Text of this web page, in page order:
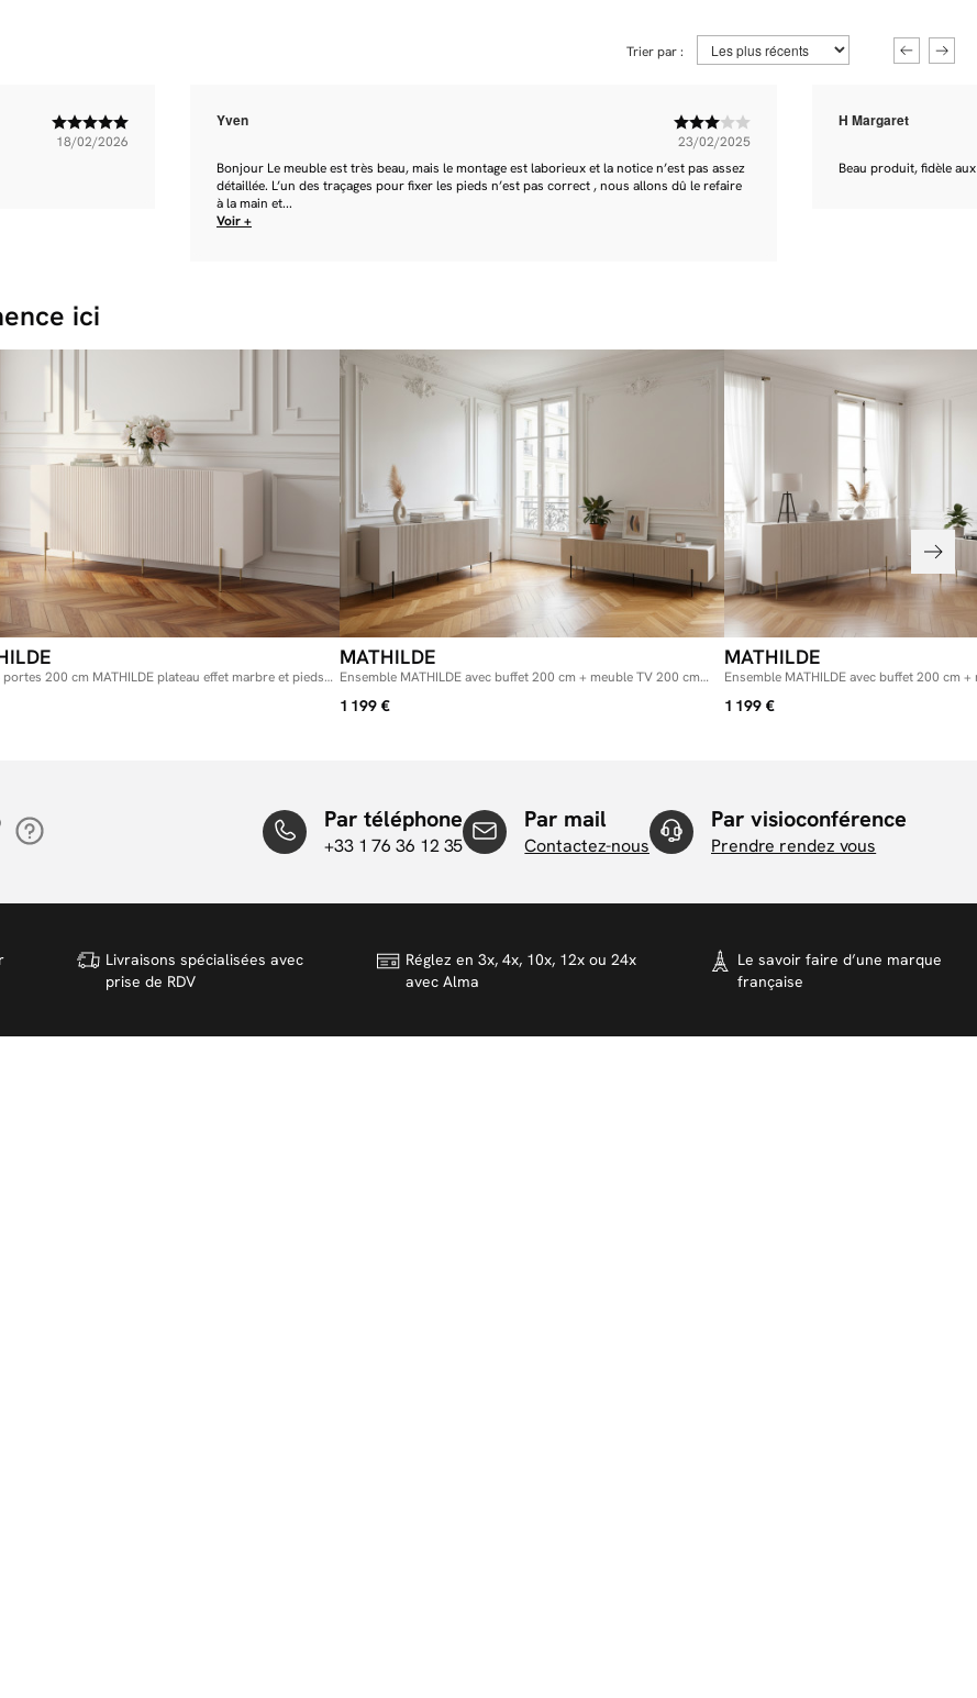
Trier par :
18/02/2026
Yven
23/02/2025
Bonjour Le meuble est très beau, mais le montage est laborieux et la notice n’est pas assez
détaillée. L’un des traçages pour fixer les pieds n’est pas correct , nous allons dû le refaire
à la main et...
Voir +
H Margaret
Beau produit, fidèle
ici
portes 200 cm MATHILDE plateau effet marbre et pieds
MATHILDE
Ensemble MATHILDE avec buffet 200 cm + meuble TV 200 cm
1 199 €
MATHILDE
Ensemble MATHILDE avec buffet 200 cm
1 199 €
Par téléphone
+33 1 76 36 12 35
Par mail
Contactez-nous
Par visioconférence
Prendre rendez vous
Livraisons spécialisées avec
prise de RDV
Réglez en 3x, 4x, 10x, 12x ou 24x
avec Alma
Le savoir faire d’une marque
française